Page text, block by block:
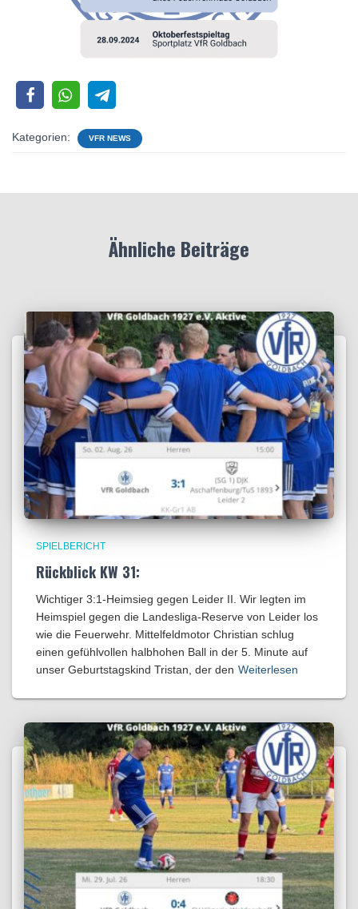
Kategorien: VFR NEWS
Ähnliche Beiträge
SPIELBERICHT
Rückblick KW 31:
Wichtiger 3:1-Heimsieg gegen Leider II. Wir legten im
Heimspiel gegen die Landesliga-Reserve von Leider los
wie die Feuerwehr. Mittelfeldmotor Christian schlug
einen gefühlvollen halbhohen Ball in der 5. Minute auf
unser Geburtstagskind Tristan, der den Weiterlesen